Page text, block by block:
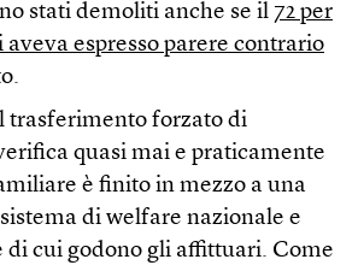
stati demoliti anche se il 72 per
espresso parere contrario
trasferimento forzato di
quasi mai e praticamente
è finito in mezzo a una
di welfare nazionale e
di cui godono gli affittuari. Come